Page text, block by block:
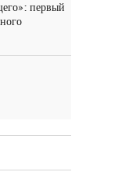
первый
2026 год